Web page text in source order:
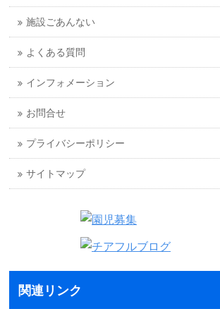
施設ごあんない
よくある質問
インフォメーション
お問合せ
プライバシーポリシー
サイトマップ
関連リンク